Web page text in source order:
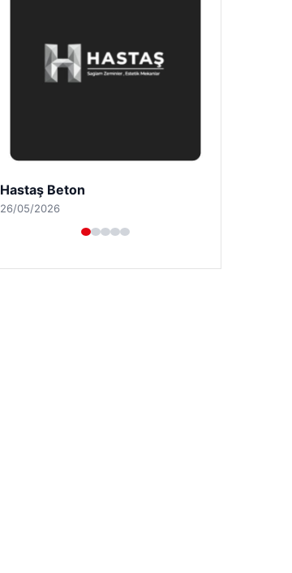
Enes Kaplan Avukatlık Bürosu
28/04/2026